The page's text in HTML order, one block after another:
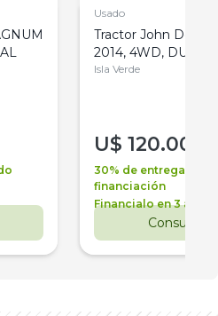
Usado
Tractor John Deere
2014, 4WD, DUAL
Isla Verde
U$ 120.000
30% de entrega +
financiación
Financialo en 3 años
Consultar